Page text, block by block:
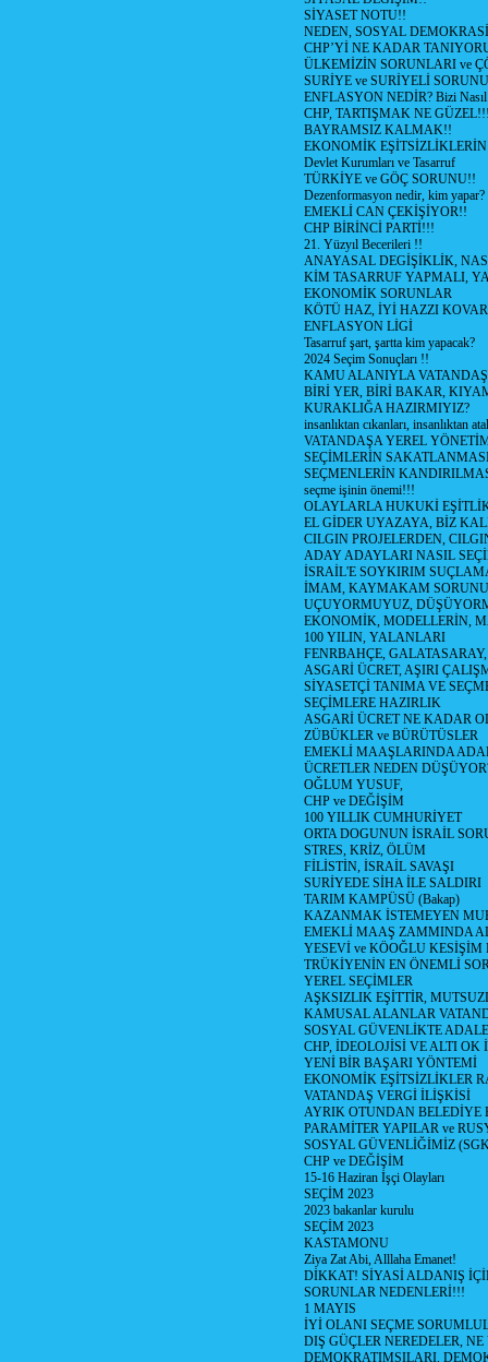
SİYASET NOTU!!
NEDEN, SOSYAL
CHP’Yİ NE KADAR
ÜLKEMİZİN SORUNLARI ve
SURİYE ve SURİYELİ
ENFLASYON NEDİR? Bizi
CHP, TARTIŞMAK NE
BAYRAMSIZ KALMAK!!
EKONOMİK
Devlet Kurumları ve Tasarruf
TÜRKİYE ve GÖÇ SORUNU!!
Dezenformasyon nedir, kim yapar?
EMEKLİ CAN ÇEKİŞİYOR!!
CHP BİRİNCİ PARTİ!!!
21. Yüzyıl Becerileri !!
ANAYASAL DEGİŞİKLİK,
KİM TASARRUF YAPMALI,
EKONOMİK SORUNLAR
KÖTÜ HAZ, İYİ HAZZI
ENFLASYON LİGİ
Tasarruf şart, şartta kim yapacak?
2024 Seçim Sonuçları !!
KAMU ALANIYLA
BİRİ YER, BİRİ BAKAR,
KURAKLIĞA HAZIRMIYIZ?
insanlıktan cıkanları, insanlıktan
VATANDAŞA YEREL
SEÇİMLERİN
SEÇMENLERİN
seçme işinin önemi!!!
OLAYLARLA HUKUKİ
EL GİDER UYAZAYA, BİZ
CILGIN PROJELERDEN,
ADAY ADAYLARI NASIL
İSRAİL'E SOYKIRIM
İMAM, KAYMAKAM SORUNU
UÇUYORMUYUZ,
EKONOMİK, MODELLERİN,
100 YILIN, YALANLARI
FENRBAHÇE,
ASGARİ ÜCRET, AŞIRI
SİYASETÇİ TANIMA VE
SEÇİMLERE HAZIRLIK
ASGARİ ÜCRET NE KADAR
ZÜBÜKLER ve BÜRÜTÜSLER
EMEKLİ MAAŞLARINDA
ÜCRETLER NEDEN
OĞLUM YUSUF,
CHP ve DEĞİŞİM
100 YILLIK CUMHURİYET
ORTA DOGUNUN İSRAİL
STRES, KRİZ, ÖLÜM
FİLİSTİN, İSRAİL SAVAŞI
SURİYEDE SİHA İLE SALDIRI
TARIM KAMPÜSÜ (Bakap)
KAZANMAK İSTEMEYEN
EMEKLİ MAAŞ ZAMMINDA
YESEVİ ve KÖOĞLU
TRÜKİYENİN EN ÖNEMLİ
YEREL SEÇİMLER
AŞKSIZLIK EŞİTTİR,
KAMUSAL ALANLAR
SOSYAL GÜVENLİKTE
CHP, İDEOLOJİSİ VE ALTI OK
YENİ BİR BAŞARI YÖNTEMİ
EKONOMİK EŞİTSİZLİKLER
VATANDAŞ VERGİ İLİŞKİSİ
AYRIK OTUNDAN
PARAMİTER YAPILAR ve
SOSYAL GÜVENLİĞİMİZ
CHP ve DEĞİŞİM
15-16 Haziran İşçi Olayları
SEÇİM 2023
2023 bakanlar kurulu
SEÇİM 2023
KASTAMONU
Ziya Zat Abi, Alllaha Emanet!
DİKKAT! SİYASİ ALDANIŞ
SORUNLAR NEDENLERİ!!!
1 MAYIS
İYİ OLANI SEÇME
DIŞ GÜÇLER NEREDELER,
DEMOKRATIMSILARI,